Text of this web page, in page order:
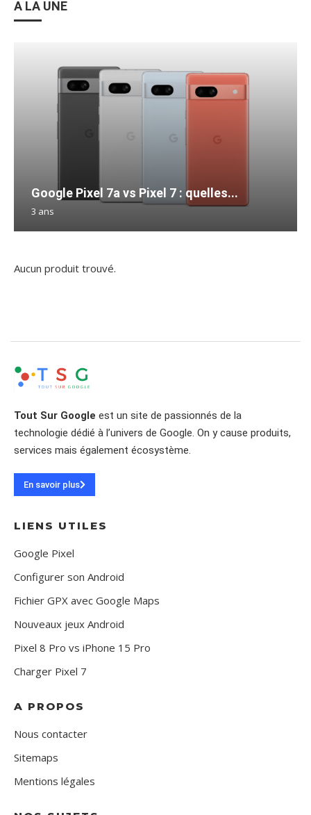
A LA UNE
Google Pixel 7a vs Pixel 7 : quelles...
3 ans
Aucun produit trouvé.
Tout Sur Google est un site de passionnés de la
technologie dédié à l’univers de Google. On y cause produits,
services mais également écosystème.
En savoir plus
LIENS UTILES
Google Pixel
Configurer son Android
Fichier GPX avec Google Maps
Nouveaux jeux Android
Pixel 8 Pro vs iPhone 15 Pro
Charger Pixel 7
A PROPOS
Nous contacter
Sitemaps
Mentions légales